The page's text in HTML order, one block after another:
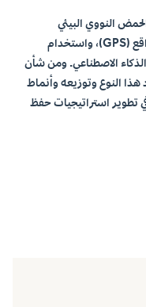
النووي البيئي
(eDNA)، وتقنيات التتبع عبر نظام تحديد المواقع (GPS)، واستخدام
الاصطناعي. ومن شأن
النوع وتوزيعه وأنماط
تطوير استراتيجيات حفظ